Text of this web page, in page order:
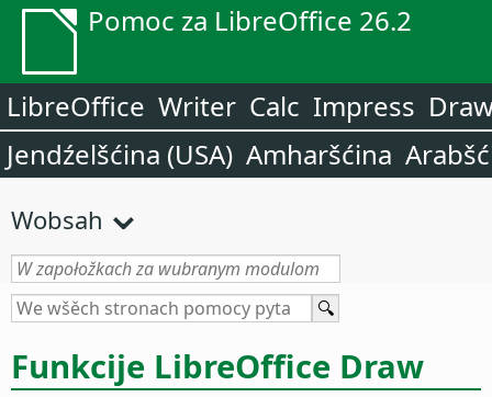
Pomoc za LibreOffice 26.2
LibreOffice Writer Calc Impress
Jendźelšćina (USA) Amharšćina
Wobsah
Funkcije LibreOffice Draw